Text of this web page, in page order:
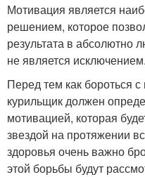
Мотивация является
решением, которое
результата в абсолютно
не является исключением.
Перед тем как бороться
курильщик должен
мотивацией, которая
звездой на протяжении
здоровья очень важно
этой борьбы будут